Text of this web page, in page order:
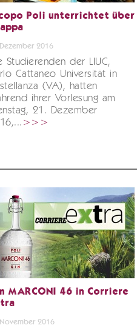
Poli unterrichtet über
2016
Studierenden der LIUC,
Cattaneo Universität in
(VA), hatten
ihrer Vorlesung am
21. Dezember
>>>
MARCONI 46 in Corriere
2016